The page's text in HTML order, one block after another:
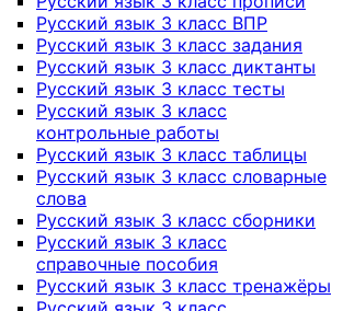
Русский язык 3 класс ВПР
Русский язык 3 класс задания
Русский язык 3 класс диктанты
Русский язык 3 класс тесты
Русский язык 3 класс
контрольные работы
Русский язык 3 класс таблицы
Русский язык 3 класс словарные
слова
Русский язык 3 класс сборники
Русский язык 3 класс
справочные пособия
Русский язык 3 класс тренажёры